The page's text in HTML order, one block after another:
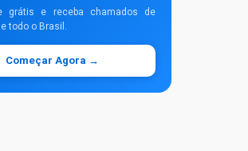
grátis e receba chamados de
todo o Brasil.
Começar Agora →